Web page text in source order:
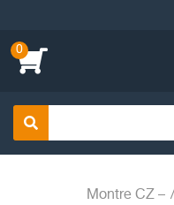
بحث
0
Montre CZ –